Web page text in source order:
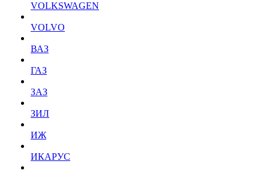
VOLKSWAGEN
VOLVO
ВАЗ
ГАЗ
ЗАЗ
ЗИЛ
ИЖ
ИКАРУС